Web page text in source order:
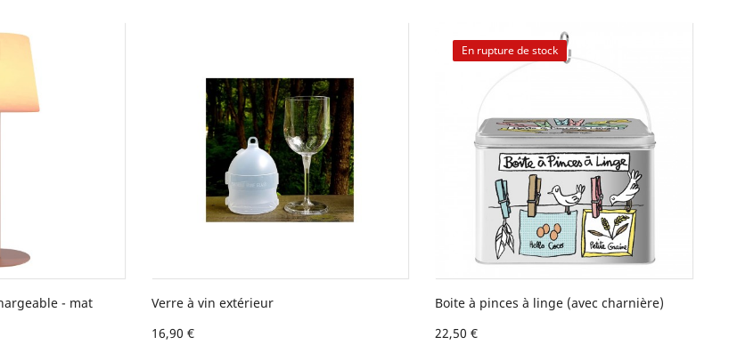
- mat
Verre à vin extérieur
16,90 €
En rupture de stock
Boite à pinces à linge (avec charnière)
22,50 €